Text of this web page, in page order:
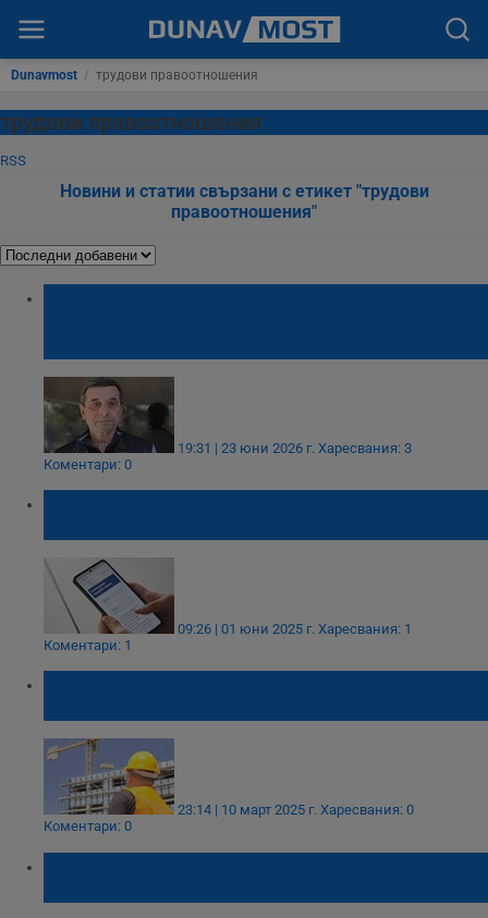
Dunavmost / трудови правоотношения
трудови правоотношения
RSS
Новини и статии свързани с етикет "трудови
правоотношения"
19:31 | 23 юни 2026 г. Харесвания: 3
Коментари: 0
09:26 | 01 юни 2025 г. Харесвания: 1
Коментари: 1
23:14 | 10 март 2025 г. Харесвания: 0
Коментари: 0